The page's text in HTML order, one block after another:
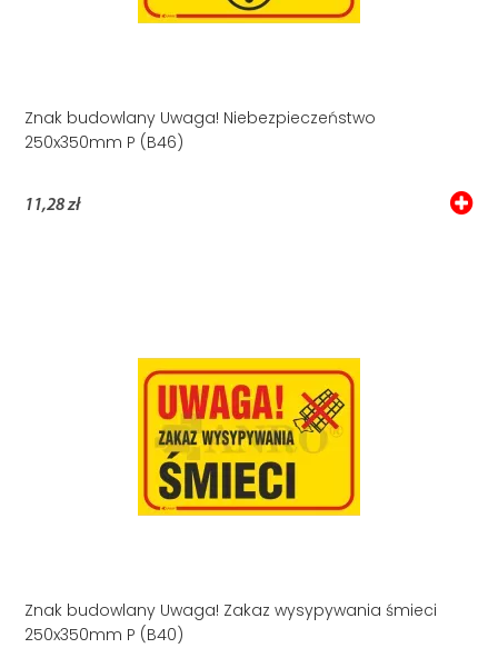
Znak budowlany Uwaga! Niebezpieczeństwo
250x350mm P (B46)
11,28 zł
Znak budowlany Uwaga! Zakaz wysypywania śmieci
250x350mm P (B40)